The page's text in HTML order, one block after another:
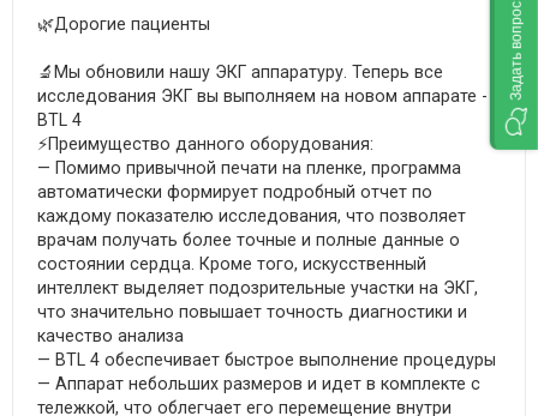
🌿Дорогие пациенты
🔬Мы обновили нашу ЭКГ аппаратуру. Теперь все
исследования ЭКГ вы выполняем на новом аппарате -
BTL 4
⚡️Преимущество данного оборудования:
— Помимо привычной печати на пленке, программа
автоматически формирует подробный отчет по
каждому показателю исследования, что позволяет
врачам получать более точные и полные данные о
состоянии сердца. Кроме того, искусственный
интеллект выделяет подозрительные участки на ЭКГ,
что значительно повышает точность диагностики и
качество анализа
— BTL 4 обеспечивает быстрое выполнение процедуры
— Аппарат небольших размеров и идет в комплекте с
тележкой, что облегчает его перемещение внутри
Задать вопрос